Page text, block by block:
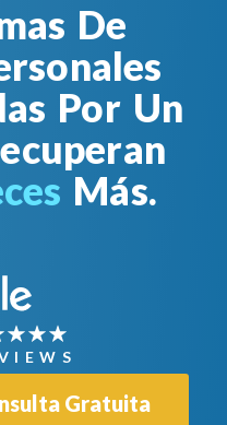
De
Por Un
Más.
Gratuita